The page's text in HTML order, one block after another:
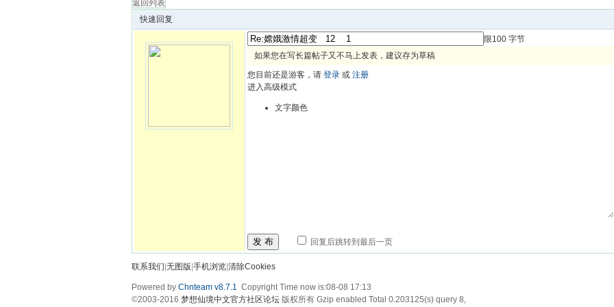
返回列表
快速回复
限100 字节
如果您在写长篇帖子又不马上发表，建议存为草稿
您目前还是游客，请 登录 或 注册
进入高级模式
文字颜色
发 布 回复后跳转到最后一页
联系我们 无图版 手机浏览 清除Cookies
Powered by Chnteam v8.7.1 Copyright Time now is:08-08 17:13
©2003-2016 梦想仙境中文官方社区论坛 版权所有 Gzip enabled Total 0.203125(s) query 8,